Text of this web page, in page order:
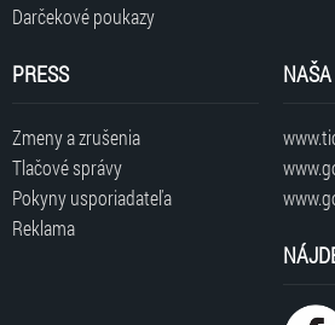
Darčekové poukazy
PRESS
Zmeny a zrušenia
Tlačové správy
Pokyny usporiadateľa
Reklama